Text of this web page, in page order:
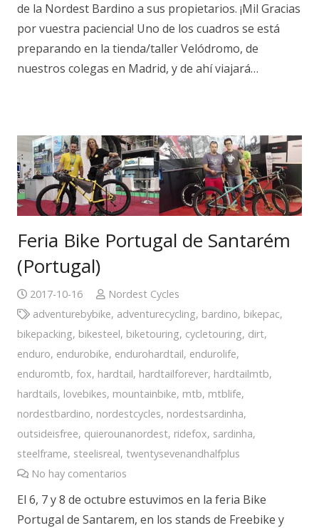
de la Nordest Bardino a sus propietarios. ¡Mil Gracias
por vuestra paciencia! Uno de los cuadros se está
preparando en la tienda/taller Velódromo, de
nuestros colegas en Madrid, y de ahí viajará…
Feria Bike Portugal de Santarém
(Portugal)
2017-10-16
Nordest Cycles
adventurebybike, adventurecycling, bardino, bikepac,
bikepacking, bikesteel, biketouring, cycletouring, dirt,
enduro, endurobike, endurohardtail, endurolife,
enduromtb, fox, hardtail, hardtailforever, hardtailmtb,
hardtails, lovebikes, mountainbike, mtb, mtblife,
nordestbardino, nordestcycles, nordestsardinha,
outsideisfree, quierounanordest, ridefox, sardinha,
steelframe, steelisreal, twentysevenandhalfplus
No hay comentarios
El 6, 7 y 8 de octubre estuvimos en la feria Bike
Portugal de Santarem, en los stands de Freebike y